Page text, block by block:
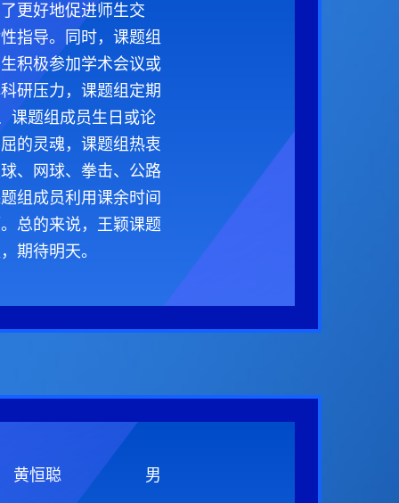
更好地促进师生交
指导。同时，课题组
积极参加学术会议或
研压力，课题组定期
课题组成员生日或论
的灵魂，课题组热衷
、网球、拳击、公路
组成员利用课余时间
总的来说，王颖课题
期待明天。
黄恒聪 男